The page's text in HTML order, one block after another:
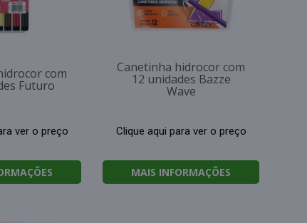
com
Futuro
ver o preço
Canetinha hidrocor com
12 unidades Bazze
Wave
Clique aqui para ver o preço
MAIS INFORMAÇÕES